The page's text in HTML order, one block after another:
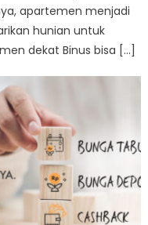
apartemen menjadi
hunian untuk
dekat Binus bisa […]